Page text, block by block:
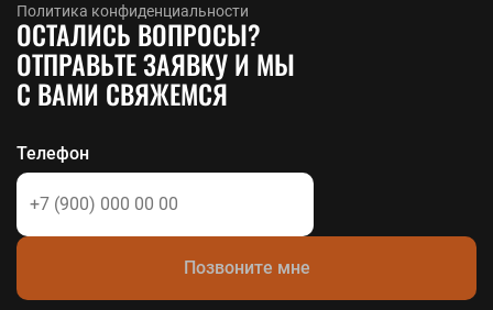
Политика конфиденциальности
ОСТАЛИСЬ ВОПРОСЫ?
ОТПРАВЬТЕ ЗАЯВКУ И МЫ
С ВАМИ СВЯЖЕМСЯ
Телефон
Позвоните мне